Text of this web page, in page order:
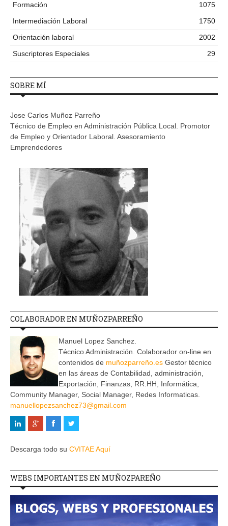
Formación
1075
Intermediación Laboral
1750
Orientación laboral
2002
Suscriptores Especiales
29
SOBRE MÍ
Jose Carlos Muñoz Parreño
Técnico de Empleo en Administración Pública Local. Promotor
de Empleo y Orientador Laboral. Asesoramiento
Emprendedores
COLABORADOR EN MUÑOZPARREÑO
Manuel Lopez Sanchez.
Técnico Administración. Colaborador on-line en
contenidos de muñozparreño.es Gestor técnico
en las áreas de Contabilidad, administración,
Exportación, Finanzas, RR.HH, Informática,
Community Manager, Social Manager, Redes Informaticas.
manuellopezsanchez73@gmail.com
Descarga todo su CVITAE Aquí
WEBS IMPORTANTES EN MUÑOZPAREÑO